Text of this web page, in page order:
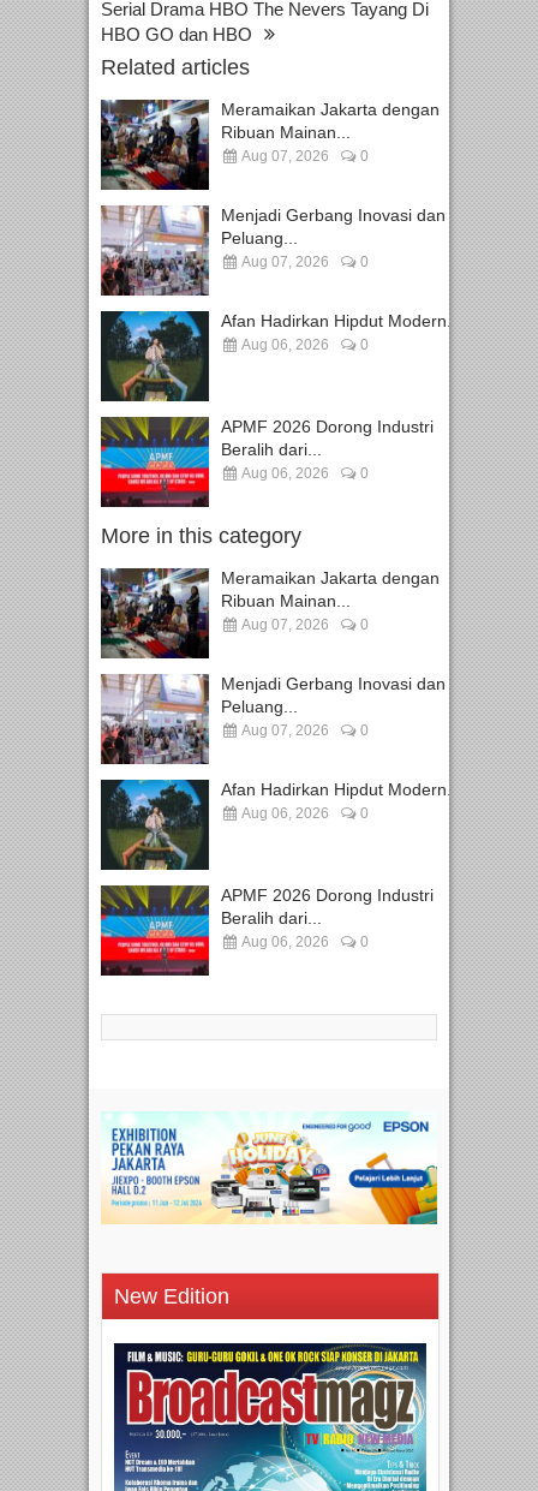
Serial Drama HBO The Nevers Tayang Di
HBO GO dan HBO
Related articles
Meramaikan Jakarta dengan
Ribuan Mainan...
Aug 07, 2026 0
Menjadi Gerbang Inovasi dan
Peluang...
Aug 07, 2026 0
Afan Hadirkan Hipdut Modern...
Aug 06, 2026 0
APMF 2026 Dorong Industri
Beralih dari...
Aug 06, 2026 0
More in this category
Meramaikan Jakarta dengan
Ribuan Mainan...
Aug 07, 2026 0
Menjadi Gerbang Inovasi dan
Peluang...
Aug 07, 2026 0
Afan Hadirkan Hipdut Modern...
Aug 06, 2026 0
APMF 2026 Dorong Industri
Beralih dari...
Aug 06, 2026 0
New Edition